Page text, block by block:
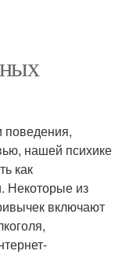
поведения,
нашей психике
как
Некоторые из
включают